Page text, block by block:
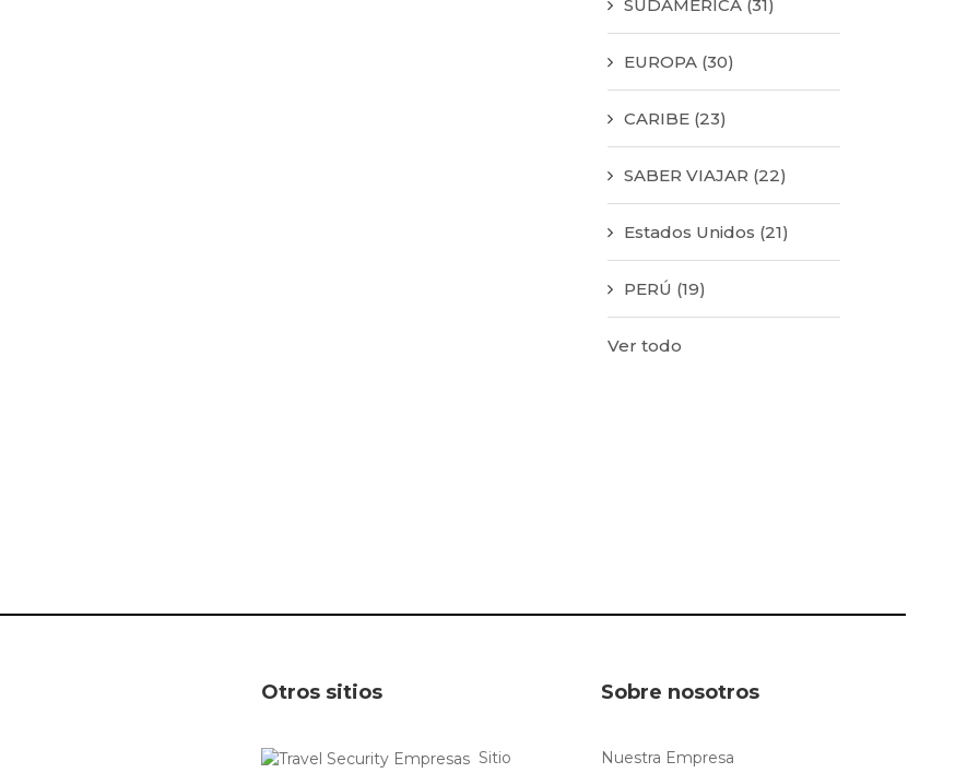
SUDAMÉRICA (31)
EUROPA (30)
CARIBE (23)
SABER VIAJAR (22)
Estados Unidos (21)
PERÚ (19)
Ver todo
Otros sitios
Sitio
Sobre nosotros
Nuestra Empresa